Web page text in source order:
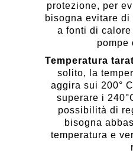
protezione, per
bisogna evitare
a fonti di
pompe
Temperatura
solito, la
aggira sui 200°
superare i
possibilità di
bisogna
temperatura e